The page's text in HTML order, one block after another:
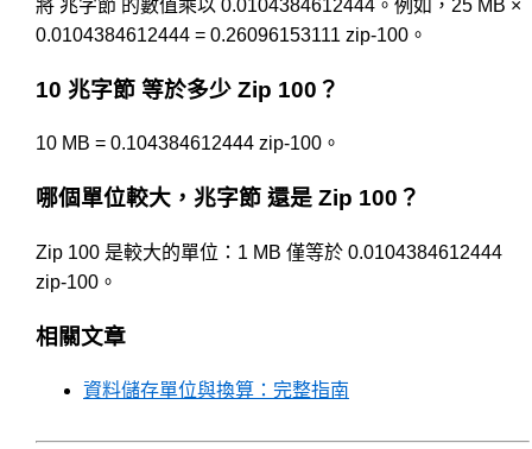
將 兆字節 的數值乘以 0.0104384612444。例如，25 MB ×
0.0104384612444 = 0.26096153111 zip-100。
10 兆字節 等於多少 Zip 100？
10 MB = 0.104384612444 zip-100。
哪個單位較大，兆字節 還是 Zip 100？
Zip 100 是較大的單位：1 MB 僅等於 0.0104384612444
zip-100。
相關文章
資料儲存單位與換算：完整指南